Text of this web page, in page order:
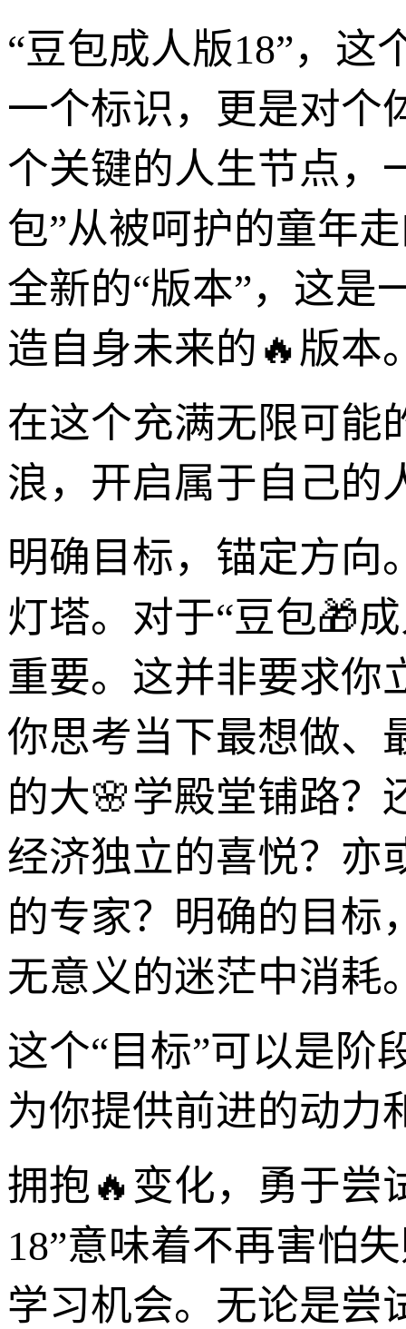
“豆包成人版18”，这
一个标识，更是对个
个关键的人生节点，
包”从被呵护的童年
全新的“版本”，这是
造自身未来的🔥版本
在这个充满无限可能
浪，开启属于自己的
明确目标，锚定方向
灯塔。对于“豆包🎁
重要。这并非要求你
你思考当下最想做、
的大🌸学殿堂铺路？
经济独立的喜悦？亦
的专家？明确的目标
无意义的迷茫中消耗
这个“目标”可以是阶
为你提供前进的动力
拥抱🔥变化，勇于尝
18”意味着不再害怕
学习机会。无论是尝